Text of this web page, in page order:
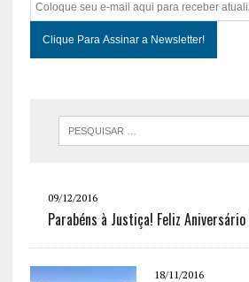
09/12/2016
Parabéns à Justiça! Feliz Aniversário
18/11/2016